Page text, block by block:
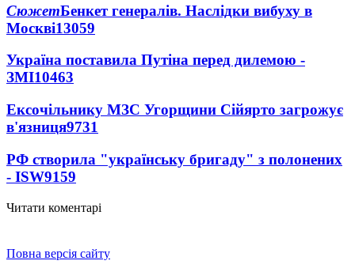
СюжетБенкет генералів. Наслідки вибуху в
Москві13059
Україна поставила Путіна перед дилемою -
ЗМІ10463
Ексочільнику МЗС Угорщини Сійярто загрожує
в'язниця9731
РФ створила "українську бригаду" з полонених
- ISW9159
Читати коментарі
Повна версія сайту